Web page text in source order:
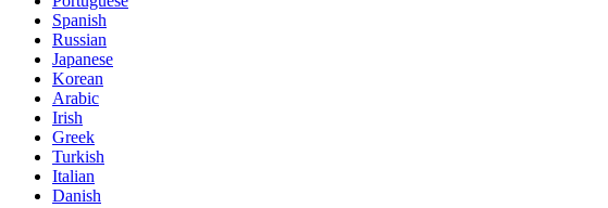
Spanish
Russian
Japanese
Korean
Arabic
Irish
Greek
Turkish
Italian
Danish